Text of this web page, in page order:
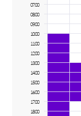
청주시 청원구 :
청주시 흥덕구 :전체
충주시 :
전체
07:00
08:00
09:00
10:00
11:00
12:00
13:00
14:00
15:00
16:00
17:00
18:00